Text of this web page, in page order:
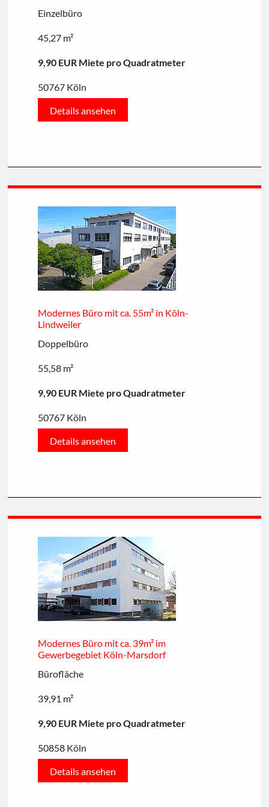
Einzelbüro
45,27 m²
9,90 EUR Miete pro Quadratmeter
50767 Köln
Details ansehen
Modernes Büro mit ca. 55m² in Köln-
Lindweiler
Doppelbüro
55,58 m²
9,90 EUR Miete pro Quadratmeter
50767 Köln
Details ansehen
Modernes Büro mit ca. 39m² im
Gewerbegebiet Köln-Marsdorf
Bürofläche
39,91 m²
9,90 EUR Miete pro Quadratmeter
50858 Köln
Details ansehen